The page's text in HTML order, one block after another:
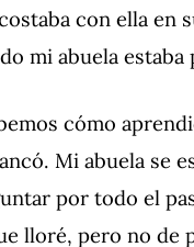
con ella en
mi abuela
cómo
Mi abuela se
por todo el
lloré, pero no de